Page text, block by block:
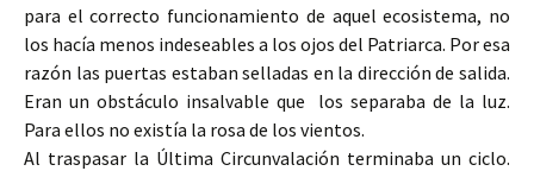
para el correcto funcionamiento de aquel ecosistema, no
los hacía menos indeseables a los ojos del Patriarca. Por esa
razón las puertas estaban selladas en la dirección de salida.
Eran un obstáculo insalvable que los separaba de la luz.
Para ellos no existía la rosa de los vientos.
Al traspasar la Última Circunvalación terminaba un ciclo.